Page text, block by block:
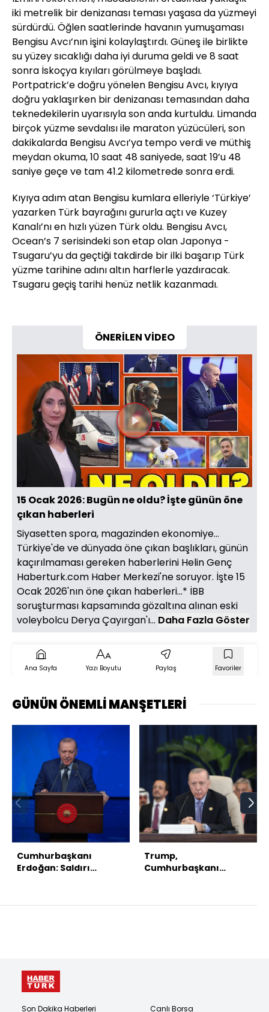
iki metrelik bir denizanası teması yaşasa da yüzmeyi
sürdürdü. Öğlen saatlerinde havanın yumuşaması
Bengisu Avcı’nın işini kolaylaştırdı. Güneş ile birlikte
su yüzey sıcaklığı daha iyi duruma geldi ve 8 saat
sonra İskoçya kıyıları görülmeye başladı.
Portpatrick’e doğru yönelen Bengisu Avcı, kıyıya
doğru yaklaşırken bir denizanası temasından daha
teknedekilerin uyarısıyla son anda kurtuldu. Limanda
birçok yüzme sevdalısı ile maraton yüzücüleri, son
dakikalarda Bengisu Avcı’ya tempo verdi ve müthiş
meydan okuma, 10 saat 48 saniyede, saat 19’u 48
saniye geçe ve tam 41.2 kilometrede sonra erdi.
Kıyıya adım atan Bengisu kumlara elleriyle ‘Türkiye’
yazarken Türk bayrağını gururla açtı ve Kuzey
Kanalı’nı en hızlı yüzen Türk oldu. Bengisu Avcı,
Ocean’s 7 serisindeki son etap olan Japonya -
Tsugaru’yu da geçtiği takdirde bir ilki başarıp Türk
yüzme tarihine adını altın harflerle yazdıracak.
Tsugaru geçiş tarihi henüz netlik kazanmadı.
ÖNERİLEN VİDEO
Videoyu
Oynat
15 Ocak 2026: Bugün ne oldu? İşte günün öne
çıkan haberleri
Siyasetten spora, magazinden ekonomiye...
Türkiye'de ve dünyada öne çıkan başlıkları, günün
kaçırılmaması gereken haberlerini Helin Genç
Haberturk.com Haber Merkezi'ne soruyor. İşte 15
Ocak 2026'nın öne çıkan haberleri...* İBB
soruşturması kapsamında gözaltına alınan eski
voleybolcu Derya Çayırgan'ı... Daha Fazla Göster
Ana Sayfa Yazı Boyutu Paylaş Favoriler
GÜNÜN ÖNEMLİ MANŞETLERİ
Cumhurbaşkanı
Erdoğan: Saldırı
Trump,
Cumhurbaşkanı
Son Dakika Haberleri
Canlı Borsa